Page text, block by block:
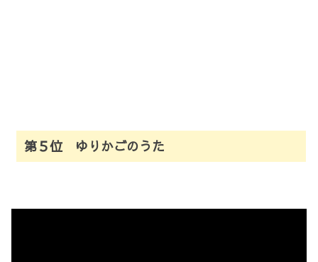
第５位 ゆりかごのうた